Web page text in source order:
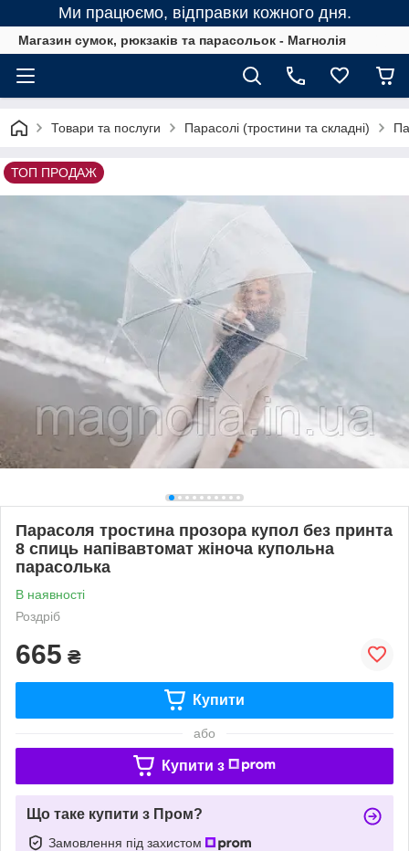
Ми працюємо, відправки кожного дня.
Магазин сумок, рюкзаків та парасольок - Магнолія
Товари та послуги Парасолі (тростини та складні)
ТОП ПРОДАЖ
Парасоля тростина прозора купол без принта
8 спиць напівавтомат жіноча купольна
парасолька
В наявності
Роздріб
665 ₴
Купити
або
Купити з
Що таке купити з Пром?
Замовлення під захистом